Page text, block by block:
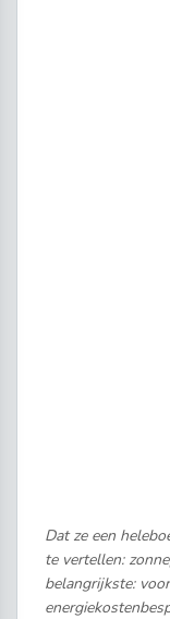
Dat ze een
te vertellen:
belangrijkste: